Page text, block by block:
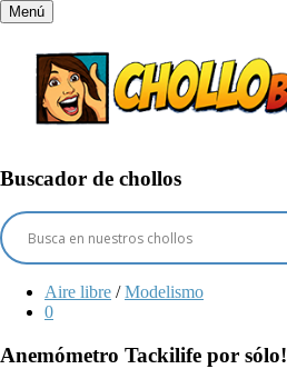
Menú
Buscador de chollos
Aire libre / Modelismo
0
Anemómetro Tackilife por sólo!